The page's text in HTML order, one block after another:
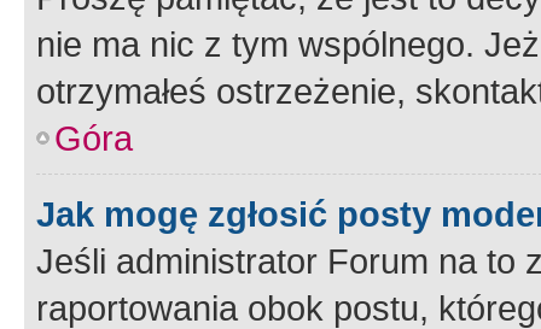
nie ma nic z tym wspólnego.
otrzymałeś ostrzeżenie,
Góra
Jak mogę zgłosić posty
Jeśli administrator Forum na to
raportowania obok postu,